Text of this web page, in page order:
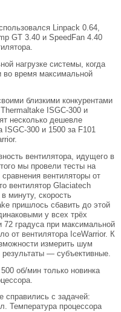
Linpack 0.64,
GT 3.40 и SpeedFan 4.40
нагрузке системы, когда
во время максимальной
близкими конкурентами
ISGC-300 и
несколько дешевле
300 и 1500 за F101
вентилятора, идущего в
мы провели тесты на
вентиляторы от
вентилятор Glaciatech
минуту, скорость
пришлось сбавить до этой
у всех трёх
72 градуса при максимальной
от вентилятора IceWarrior. К
измерить шум
— субъективные.
об/мин только новинка
справились с задачей:
Температура процессора